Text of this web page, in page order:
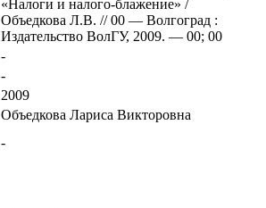
«Налоги и налого-блажение» /
Объедкова Л.В. // 00 — Волгоград :
Издательство ВолГУ, 2009. — 00; 00
-
-
2009
Объедкова Лариса Викторовна
-